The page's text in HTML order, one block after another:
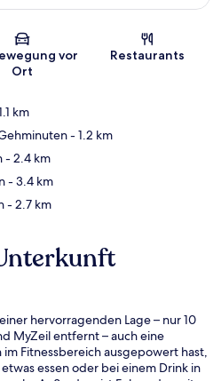
Karte
vor
Ort
Restaurants
km
- 1.2 km
- 2.4 km
- 3.4 km
- 2.7 km
hervorragenden Lage – nur 10
MyZeil entfernt – auch eine
Fitnessbereich ausgepowert hast,
essen oder bei einem Drink in